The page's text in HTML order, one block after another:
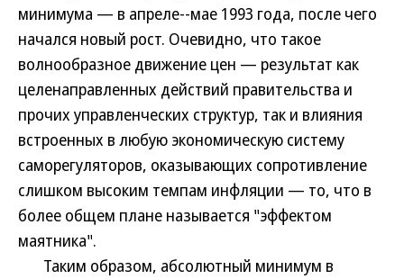
минимума — в апреле--мае 1993 года, после чего
начался новый рост. Очевидно, что такое
волнообразное движение цен — результат как
целенаправленных действий правительства и
прочих управленческих структур, так и влияния
встроенных в любую экономическую систему
саморегуляторов, оказывающих сопротивление
слишком высоким темпам инфляции — то, что в
более общем плане называется "эффектом
маятника".
Таким образом, абсолютный минимум в